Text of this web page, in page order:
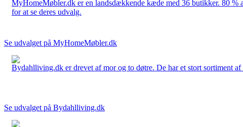
MyHomeMøbler.dk er en landsdækkende kæde med 36 butikker. 80 %
for at se deres udvalg.
Se udvalget på MyHomeMøbler.dk
Bydahlliving.dk er drevet af mor og to døtre. De har et stort sortiment
Se udvalget på Bydahlliving.dk